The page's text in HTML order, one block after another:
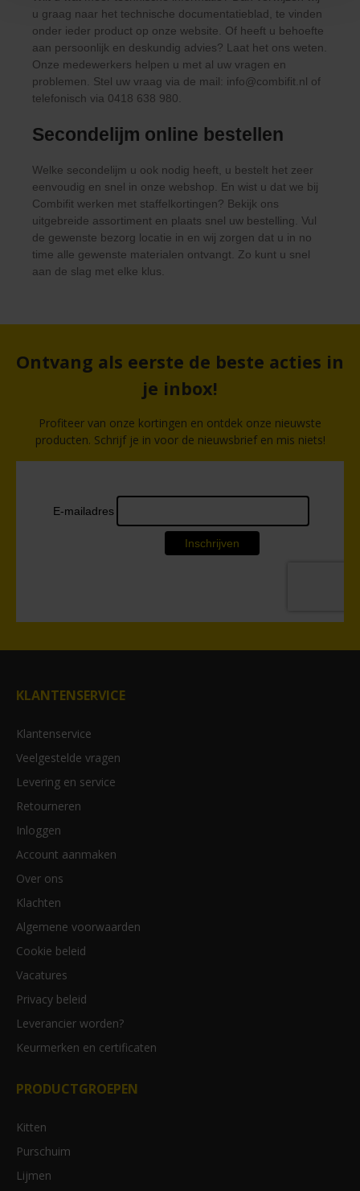
u graag naar het technische documentatieblad, te vinden
onder ieder product op onze website. Of heeft u behoefte
aan persoonlijk en deskundig advies? Laat het ons weten.
Onze medewerkers helpen u met al uw vragen en
problemen. Stel uw vraag via de mail: info@combifit.nl of
telefonisch via 0418 638 980
Secondelijm online bestellen
Welke secondelijm u ook nodig heeft, u bestelt het zeer
eenvoudig en snel in onze webshop. En wist u dat we bij
Combifit werken met staffelkortingen? Bekijk ons
uitgebreide assortiment en plaats snel uw bestelling. Vul
de gewenste bezorg locatie in en wij zorgen dat u in no
time alle gewenste materialen ontvangt. Zo kunt u snel
aan de slag met elke klus.
Ontvang als eerste de beste acties in
je inbox!
Profiteer van onze kortingen en ontdek onze nieuwste
producten. Schrijf je in voor de nieuwsbrief en mis niets!
KLANTENSERVICE
Klantenservice
Veelgestelde vragen
Levering en service
Retourneren
Inloggen
Account aanmaken
Over ons
Klachten
Algemene voorwaarden
Cookie beleid
Vacatures
Privacy beleid
Leverancier worden?
Keurmerken en certificaten
PRODUCTGROEPEN
Kitten
Purschuim
Lijmen